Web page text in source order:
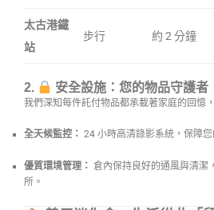
太古港鐵
站
步行 約 2 分鐘
2. 安全設施：您的物品守護者
我們深知每件託付物品都承載著家庭的回憶
全天候監控： 24 小時高清錄影系統，保障您
優質環境管理： 倉內保持良好的通風與清潔
所。